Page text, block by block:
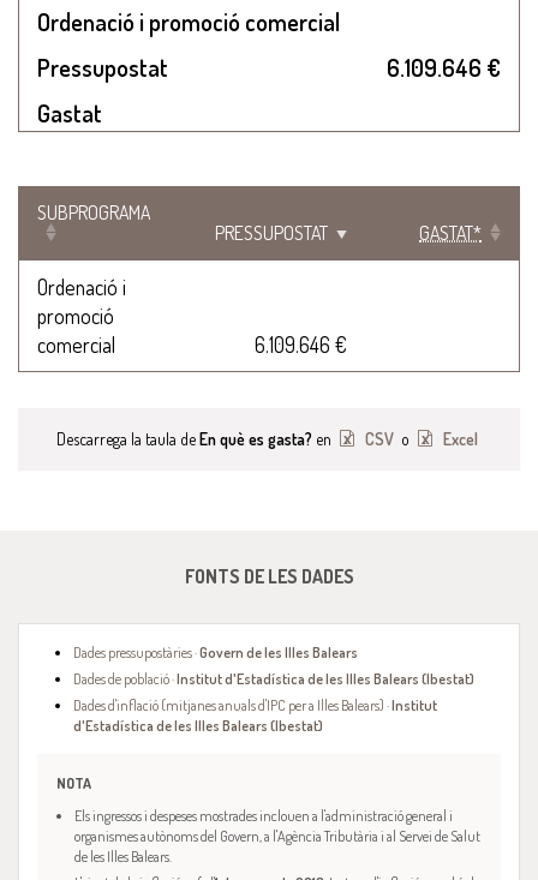
Ordenació i promoció comercial
Pressupostat
6.109.646 €
Gastat
SUBPROGRAMA
PRESSUPOSTAT
GASTAT*
Ordenació i
promoció
comercial
6.109.646 €
Descarrega la taula deEn què es gasta? en CSV o Excel
FONTS DE LES DADES
Dades pressupostàries ·Govern de les Illes Balears
Dades de població ·Institut d'Estadística de les Illes Balears (Ibestat)
Dades d'inflació (mitjanes anuals d'IPC per a Illes Balears) ·Institut
d'Estadística de les Illes Balears (Ibestat)
NOTA
Els ingressos i despeses mostrades inclouen a l'administració general i
organismes autònoms del Govern, a l'Agència Tributària i al Servei de Salut
de les Illes Balears.